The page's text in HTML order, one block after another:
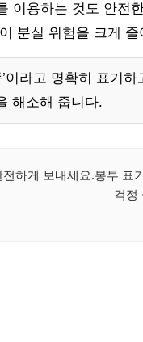
이용하는 것도 안전
분실 위험을 크게 줄
이라고 명확히 표기
해소해 줍니다.
하게 보내세요.봉투 표
걱정